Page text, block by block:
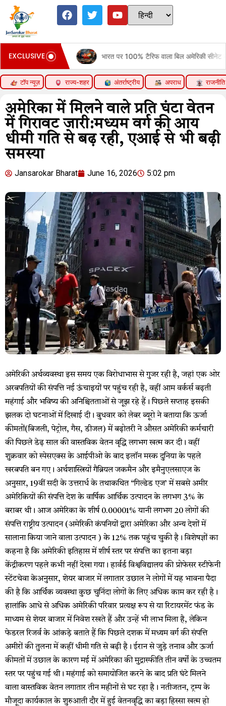
EXCLUSIVE भारत पर 100% टैरिफ वाला बिल अमेरिकी सीनेट में पास:रूसी तेल
टॉप न्यूज़ राज्य-शहर अंतर्राष्ट्रीय अपराध राजनीति
अमेरिका में मिलने वाले प्रति घंटा वेतन
में गिरावट जारी:मध्यम वर्ग की आय
धीमी गति से बढ़ रही, एआई से भी बढ़ी
समस्या
Jansarokar Bharat June 16, 2026 5:02 pm
अमेरिकी अर्थव्यवस्था इस समय एक विरोधाभास से गुजर रही है, जहां एक ओर
अरबपतियों की संपत्ति नई ऊंचाइयों पर पहुंच रही है, वहीं आम वर्कर्स बढ़ती
महंगाई और भविष्य की अनिश्चितताओं से जूझ रहे हैं। पिछले सप्ताह इसकी
झलक दो घटनाओं में दिखाई दी। बुधवार को लेबर ब्यूरो ने बताया कि ऊर्जा
कीमतों(बिजली, पेट्रोल, गैस, डीजल) में बढ़ोतरी ने औसत अमेरिकी कर्मचारी
की पिछले डेढ़ साल की वास्तविक वेतन वृद्धि लगभग खत्म कर दी। वहीं
शुक्रवार को स्पेसएक्स के आईपीओ के बाद इलॉन मस्क दुनिया के पहले
खरबपति बन गए। अर्थशास्त्रियों गैब्रियल जकमैन और इमैनुएलसाएज के
अनुसार, 19वीं सदी के उत्तरार्ध के तथाकथित “गिल्डेड एज’ में सबसे अमीर
अमेरिकियों की संपत्ति देश के वार्षिक आर्थिक उत्पादन के लगभग 3% के
बराबर थी। आज अमेरिका के शीर्ष 0.00001% यानी लगभग 20 लोगों की
संपत्ति राष्ट्रीय उत्पादन (अमेरिकी कंपनियों द्वारा अमेरिका और अन्य देशों में
सालाना किया जाने वाला उत्पादन ) के 12% तक पहुंच चुकी है। विशेषज्ञों का
कहना है कि अमेरिकी इतिहास में शीर्ष स्तर पर संपत्ति का इतना बड़ा
केंद्रीकरण पहले कभी नहीं देखा गया। हार्वर्ड विश्वविद्यालय की प्रोफेसर स्टीफेनी
स्टेंटचेवा केअनुसार, शेयर बाजार में लगातार उछाल ने लोगों में यह भावना पैदा
की है कि आर्थिक व्यवस्था कुछ चुनिंदा लोगों के लिए अधिक काम कर रही है।
हालांकि आधे से अधिक अमेरिकी परिवार प्रत्यक्ष रूप से या रिटायरमेंट फंड के
माध्यम से शेयर बाजार में निवेश रखते हैं और उन्हें भी लाभ मिला है, लेकिन
फेडरल रिजर्व के आंकड़े बताते हैं कि पिछले दशक में मध्यम वर्ग की संपत्ति
अमीरों की तुलना में कहीं धीमी गति से बढ़ी है। ईरान से जुड़े तनाव और ऊर्जा
कीमतों में उछाल के कारण मई में अमेरिका की मुद्रास्फीति तीन वर्षों के उच्चतम
स्तर पर पहुंच गई थी। महंगाई को समायोजित करने के बाद प्रति घंटे मिलने
वाला वास्तविक वेतन लगातार तीन महीनों से घट रहा है। नतीजतन, ट्रम्प के
मौजूदा कार्यकाल के शुरुआती दौर में हुई वेतनवृद्धि का बड़ा हिस्सा खत्म हो